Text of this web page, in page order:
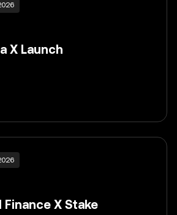
X Launch
Finance X Stake